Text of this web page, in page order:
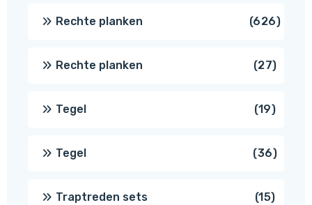
Rechte planken 626626
Rechte planken 2727
Tegel 1919
Tegel 3636
Traptreden sets 1515